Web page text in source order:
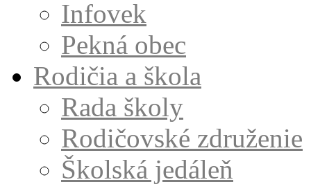
Infovek
Pekná obec
Rodičia a škola
Rada školy
Rodičovské združenie
Školská jedáleň